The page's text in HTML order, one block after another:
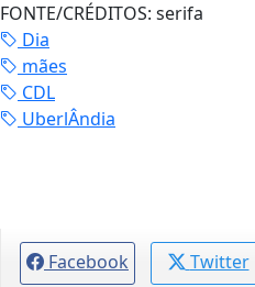
FONTE/CRÉDITOS: serifa
Dia
mães
CDL
UberlÂndia
Facebook Twitter